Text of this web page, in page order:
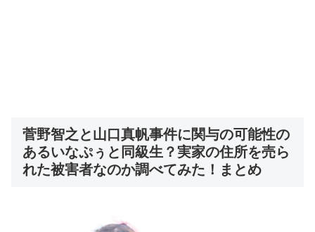
菅野智之と山口真帆事件に関与の可能性の
あるいなぷぅと同級生？実家の住所を売ら
れた被害者なのか調べてみた！まとめ